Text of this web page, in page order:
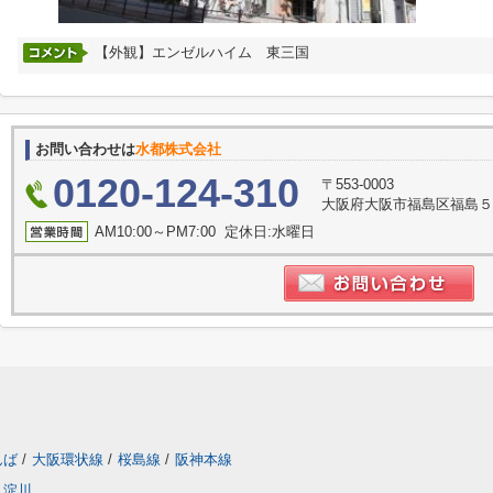
【外観】エンゼルハイム 東三国
お問い合わせは水都株式会社
0120-124-310
〒553-0003
大阪府大阪市福島区福島
AM10:00～PM7:00 定休日:水曜日
ば / 大阪環状線 / 桜島線 / 阪神本線